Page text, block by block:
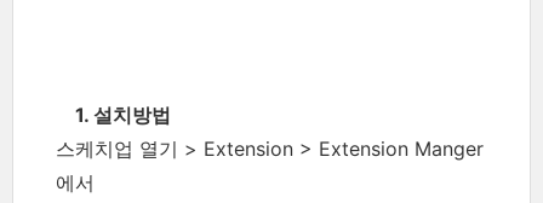
1. 설치방법
스케치업 열기 > Extension > Extension Manger
에서